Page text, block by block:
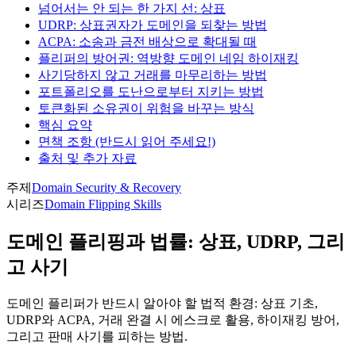
넘어서는 안 되는 한 가지 선: 상표
UDRP: 상표권자가 도메인을 되찾는 방법
ACPA: 소송과 금전 배상으로 확대될 때
플리퍼의 방어권: 역방향 도메인 네임 하이재킹
사기당하지 않고 거래를 마무리하는 방법
포트폴리오를 도난으로부터 지키는 방법
토큰화된 소유권이 위험을 바꾸는 방식
핵심 요약
면책 조항 (반드시 읽어 주세요!)
출처 및 추가 자료
주제 Domain Security & Recovery
시리즈Domain Flipping Skills
도메인 플리핑과 법률: 상표, UDRP, 그리
고 사기
도메인 플리퍼가 반드시 알아야 할 법적 환경: 상표 기초,
UDRP와 ACPA, 거래 완결 시 에스크로 활용, 하이재킹 방어,
그리고 판매 사기를 피하는 방법.